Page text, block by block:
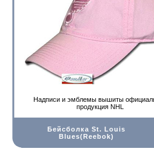
Надписи и эмблемы вышиты
прoдукция NHL
Бейсболка St. Louis
Blues(Reebok)